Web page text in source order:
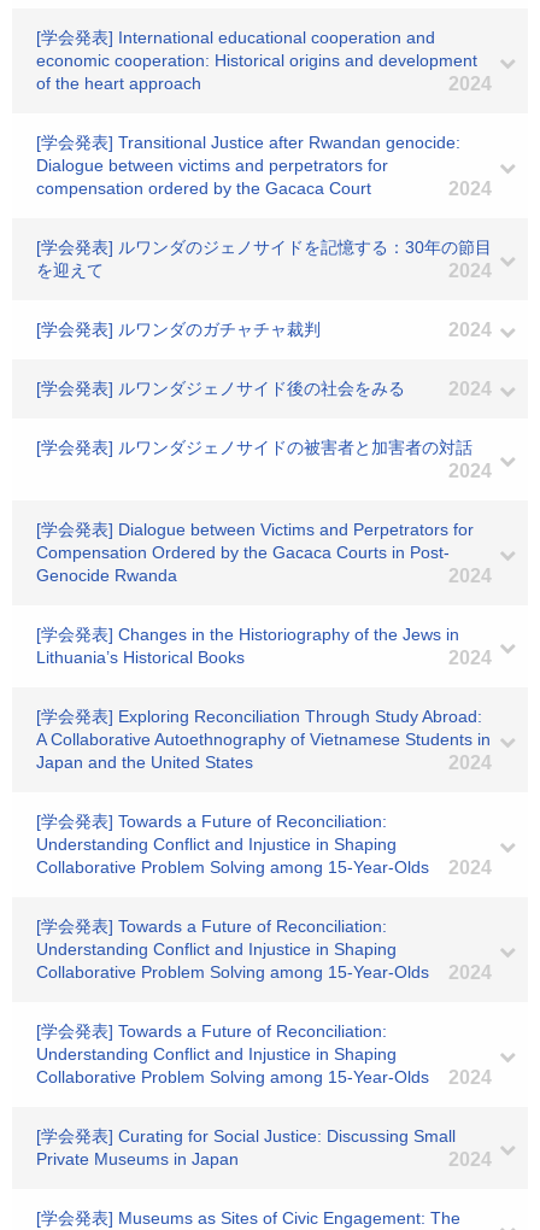
[学会発表] International educational cooperation and
economic cooperation: Historical origins and development
of the heart approach
2024
[学会発表] Transitional Justice after Rwandan genocide:
Dialogue between victims and perpetrators for
compensation ordered by the Gacaca Court
2024
[学会発表] ルワンダのジェノサイドを記憶する：30年の節目
を迎えて
2024
[学会発表] ルワンダのガチャチャ裁判 2024
[学会発表] ルワンダジェノサイド後の社会をみる 2024
[学会発表] ルワンダジェノサイドの被害者と加害者の対話
2024
[学会発表] Dialogue between Victims and Perpetrators for
Compensation Ordered by the Gacaca Courts in Post-
Genocide Rwanda
2024
[学会発表] Changes in the Historiography of the Jews in
Lithuania’s Historical Books
2024
[学会発表] Exploring Reconciliation Through Study Abroad:
A Collaborative Autoethnography of Vietnamese Students in
Japan and the United States
2024
[学会発表] Towards a Future of Reconciliation:
Understanding Conflict and Injustice in Shaping
Collaborative Problem Solving among 15-Year-Olds
2024
[学会発表] Towards a Future of Reconciliation:
Understanding Conflict and Injustice in Shaping
Collaborative Problem Solving among 15-Year-Olds
2024
[学会発表] Towards a Future of Reconciliation:
Understanding Conflict and Injustice in Shaping
Collaborative Problem Solving among 15-Year-Olds
2024
[学会発表] Curating for Social Justice: Discussing Small
Private Museums in Japan
2024
[学会発表] Museums as Sites of Civic Engagement: The